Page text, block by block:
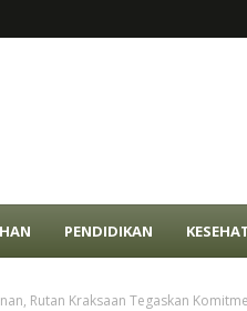
PENDIDIKAN
Rutan Kraksaan Tegaskan